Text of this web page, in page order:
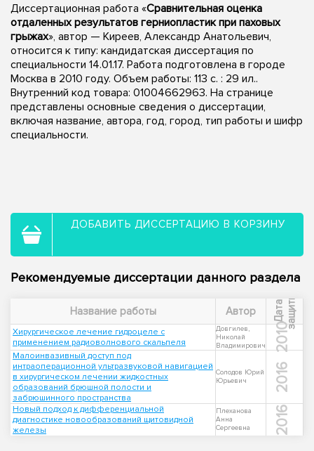
Диссертационная работа «Сравнительная оценка
отдаленных результатов герниопластик при паховых
грыжах», автор — Киреев, Александр Анатольевич,
относится к типу: кандидатская диссертация по
специальности 14.01.17. Работа подготовлена в городе
Москва в 2010 году. Объем работы: 113 с. : 29 ил..
Внутренний код товара: 01004662963. На странице
представлены основные сведения о диссертации,
включая название, автора, год, город, тип работы и шифр
специальности.
ДОБАВИТЬ ДИССЕРТАЦИЮ В КОРЗИНУ
Рекомендуемые диссертации данного раздела
Название работы Автор Д
а
т
а
з
а
щ
и
ты
Хирургическое лечение гидроцеле с
применением радиоволнового скальпеля
Довгилев,
Николай
Владимирович
2010
Малоинвазивный доступ под
интраоперационной ультразвуковой навигацией
в хирургическом лечении жидкостных
образований брюшной полости и
забрюшинного пространства
Солодов Юрий
Юрьевич
2016
Новый подход к дифференциальной
диагностике новообразований щитовидной
железы
Плеханова
Анна
Сергеевна
2016